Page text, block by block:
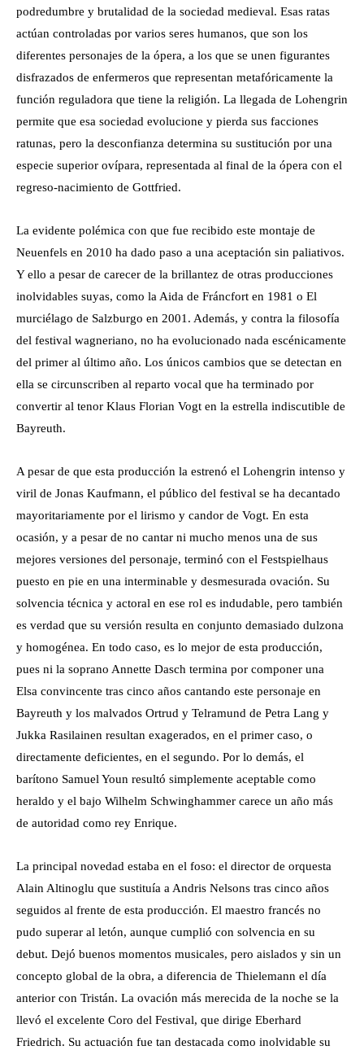
podredumbre y brutalidad de la sociedad medieval. Esas ratas
actúan controladas por varios seres humanos, que son los
diferentes personajes de la ópera, a los que se unen figurantes
disfrazados de enfermeros que representan metafóricamente la
función reguladora que tiene la religión. La llegada de Lohengrin
permite que esa sociedad evolucione y pierda sus facciones
ratunas, pero la desconfianza determina su sustitución por una
especie superior ovípara, representada al final de la ópera con el
regreso-nacimiento de Gottfried.
La evidente polémica con que fue recibido este montaje de
Neuenfels en 2010 ha dado paso a una aceptación sin paliativos.
Y ello a pesar de carecer de la brillantez de otras producciones
inolvidables suyas, como la Aida de Fráncfort en 1981 o El
murciélago de Salzburgo en 2001. Además, y contra la filosofía
del festival wagneriano, no ha evolucionado nada escénicamente
del primer al último año. Los únicos cambios que se detectan en
ella se circunscriben al reparto vocal que ha terminado por
convertir al tenor Klaus Florian Vogt en la estrella indiscutible de
Bayreuth.
A pesar de que esta producción la estrenó el Lohengrin intenso y
viril de Jonas Kaufmann, el público del festival se ha decantado
mayoritariamente por el lirismo y candor de Vogt. En esta
ocasión, y a pesar de no cantar ni mucho menos una de sus
mejores versiones del personaje, terminó con el Festspielhaus
puesto en pie en una interminable y desmesurada ovación. Su
solvencia técnica y actoral en ese rol es indudable, pero también
es verdad que su versión resulta en conjunto demasiado dulzona
y homogénea. En todo caso, es lo mejor de esta producción,
pues ni la soprano Annette Dasch termina por componer una
Elsa convincente tras cinco años cantando este personaje en
Bayreuth y los malvados Ortrud y Telramund de Petra Lang y
Jukka Rasilainen resultan exagerados, en el primer caso, o
directamente deficientes, en el segundo. Por lo demás, el
barítono Samuel Youn resultó simplemente aceptable como
heraldo y el bajo Wilhelm Schwinghammer carece un año más
de autoridad como rey Enrique.
La principal novedad estaba en el foso: el director de orquesta
Alain Altinoglu que sustituía a Andris Nelsons tras cinco años
seguidos al frente de esta producción. El maestro francés no
pudo superar al letón, aunque cumplió con solvencia en su
debut. Dejó buenos momentos musicales, pero aislados y sin un
concepto global de la obra, a diferencia de Thielemann el día
anterior con Tristán. La ovación más merecida de la noche se la
llevó el excelente Coro del Festival, que dirige Eberhard
Friedrich. Su actuación fue tan destacada como inolvidable su